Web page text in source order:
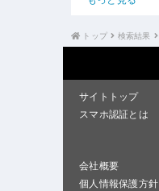
トップ 検索結果
サイトトップ
スマホ認証とは
会社概要
個人情報保護方針